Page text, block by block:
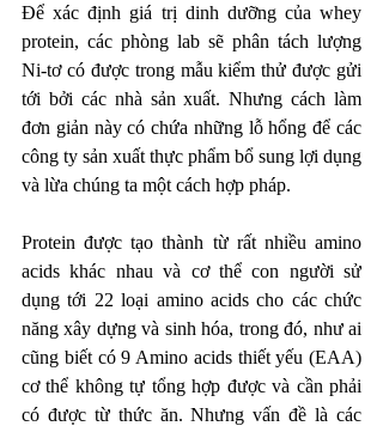
Để xác định giá trị dinh dưỡng của whey
protein, các phòng lab sẽ phân tách lượng
Ni-tơ có được trong mẫu kiểm thử được gửi
tới bởi các nhà sản xuất. Nhưng cách làm
đơn giản này có chứa những lỗ hổng để các
công ty sản xuất thực phẩm bổ sung lợi dụng
và lừa chúng ta một cách hợp pháp.
Protein được tạo thành từ rất nhiều amino
acids khác nhau và cơ thể con người sử
dụng tới 22 loại amino acids cho các chức
năng xây dựng và sinh hóa, trong đó, như ai
cũng biết có 9 Amino acids thiết yếu (EAA)
cơ thể không tự tổng hợp được và cần phải
có được từ thức ăn. Nhưng vấn đề là các